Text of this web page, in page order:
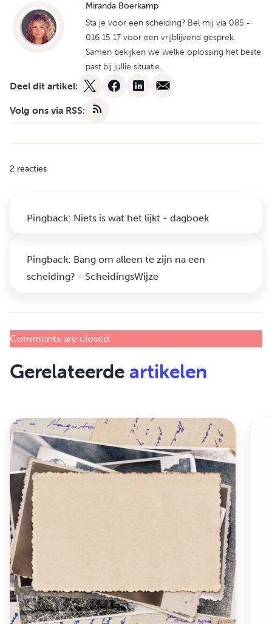
Miranda Boerkamp
Sta je voor een scheiding? Bel mij via 085 -
016 15 17 voor een vrijblijvend gesprek.
Samen bekijken we welke oplossing het beste
past bij jullie situatie.
Deel dit artikel:
Volg ons via RSS:
2 reacties
Pingback: Niets is wat het lijkt - dagboek
Pingback: Bang om alleen te zijn na een
scheiding? - ScheidingsWijze
Comments are closed.
Gerelateerde artikelen